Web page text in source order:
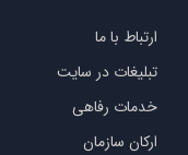
ارتباط با ما
تبلیغات در سایت
خدمات رفاهی
ارکان سازمان